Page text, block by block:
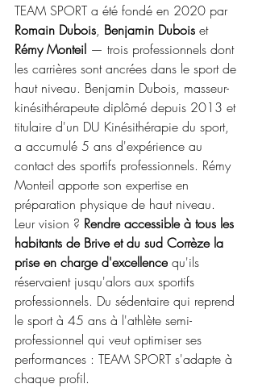
TEAM SPORT a été fondé en 2020 par
Romain Dubois, Benjamin Dubois et
Rémy Monteil — trois professionnels dont
les carrières sont ancrées dans le sport de
haut niveau. Benjamin Dubois, masseur-
kinésithérapeute diplômé depuis 2013 et
titulaire d'un DU Kinésithérapie du sport,
a accumulé 5 ans d'expérience au
contact des sportifs professionnels. Rémy
Monteil apporte son expertise en
préparation physique de haut niveau.
Leur vision ? Rendre accessible à tous les
habitants de Brive et du sud Corrèze la
prise en charge d'excellence qu'ils
réservaient jusqu'alors aux sportifs
professionnels. Du sédentaire qui reprend
le sport à 45 ans à l'athlète semi-
professionnel qui veut optimiser ses
performances : TEAM SPORT s'adapte à
chaque profil.